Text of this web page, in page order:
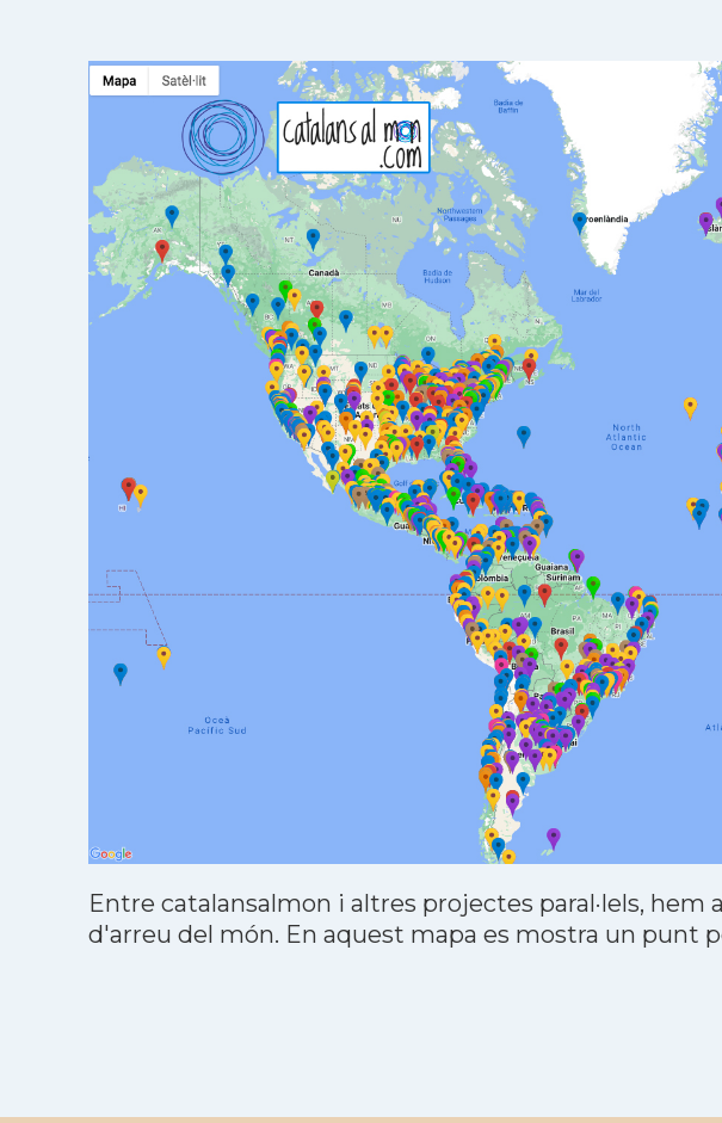
Entre catalansalmon i altres projectes paral·lels,
d'arreu del món. En aquest mapa es mostra un punt